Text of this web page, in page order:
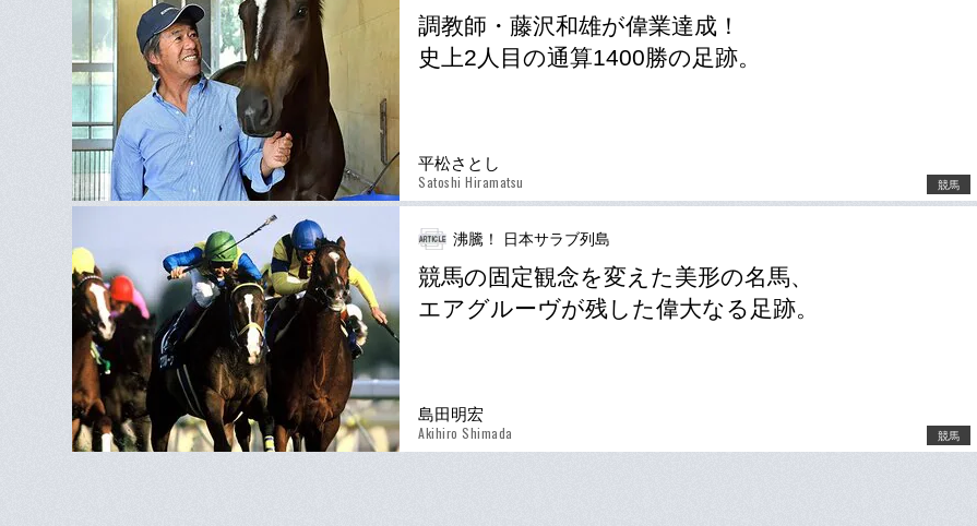
調教師・藤沢和雄が偉業達成！
史上2人目の通算1400勝の足跡。
平松さとし
Satoshi Hiramatsu 競馬
沸騰！ 日本サラブ列島
競馬の固定観念を変えた美形の名馬、
エアグルーヴが残した偉大なる足跡。
島田明宏
Akihiro Shimada 競馬